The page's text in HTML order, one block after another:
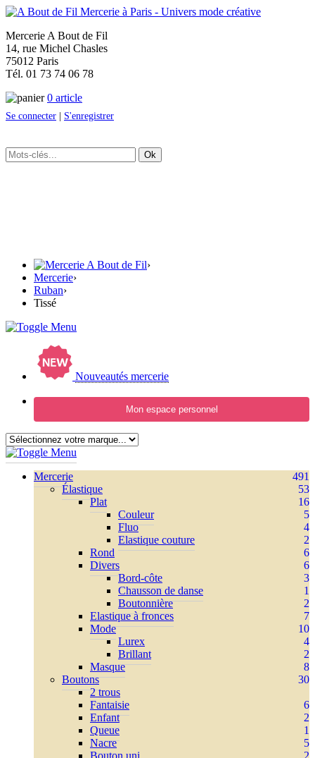
Mercerie A Bout de Fil
14, rue Michel Chasles
75012 Paris
Tél. 01 73 74 06 78
0 article
Se connecter | S'enregistrer
Ok
›
Mercerie›
Ruban›
Tissé
Nouveautés mercerie
Mon espace personnel
Mercerie
491
Élastique
53
Plat
16
Couleur
5
Fluo
4
Elastique couture
2
Rond
6
Divers
6
Bord-côte
3
Chausson de danse
1
Boutonnière
2
Elastique à fronces
7
Mode
10
Lurex
4
Brillant
2
Masque
8
Boutons
30
2 trous
Fantaisie
6
Enfant
2
Queue
1
Nacre
5
Bouton uni
2